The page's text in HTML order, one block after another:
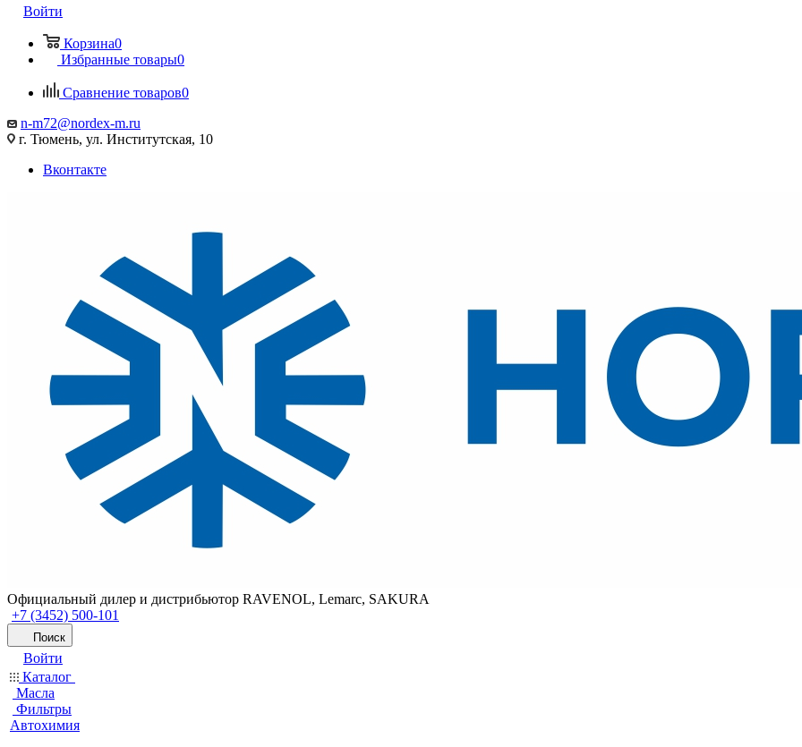
Войти
Корзина0
Избранные товары0
Сравнение товаров0
n-m72@nordex-m.ru
г. Тюмень, ул. Институтская, 10
Вконтакте
Официальный дилер и дистрибьютор RAVENOL, Lemarc, SAKURA
+7 (3452) 500-101
Поиск
Войти
Каталог
Масла
Фильтры
Автохимия